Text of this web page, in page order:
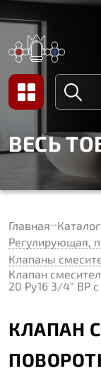
ВЕСЬ
Главная Каталог
Регулирующая,
Клапаны
Клапан
20 Ру16 3/4" ВР
КЛАПАН